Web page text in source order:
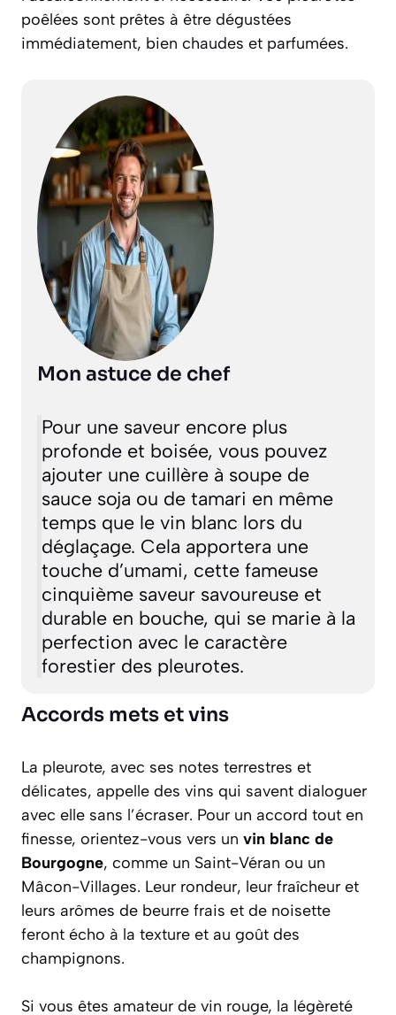
poêlées sont prêtes à être dégustées
immédiatement, bien chaudes et parfumées.
Mon astuce de chef
Pour une saveur encore plus
profonde et boisée, vous pouvez
ajouter une cuillère à soupe de
sauce soja ou de tamari en même
temps que le vin blanc lors du
déglaçage. Cela apportera une
touche d’umami, cette fameuse
cinquième saveur savoureuse et
durable en bouche, qui se marie à la
perfection avec le caractère
forestier des pleurotes.
Accords mets et vins
La pleurote, avec ses notes terrestres et
délicates, appelle des vins qui savent dialoguer
avec elle sans l’écraser. Pour un accord tout en
finesse, orientez-vous vers un vin blanc de
Bourgogne, comme un Saint-Véran ou un
Mâcon-Villages. Leur rondeur, leur fraîcheur et
leurs arômes de beurre frais et de noisette
feront écho à la texture et au goût des
champignons.
Si vous êtes amateur de vin rouge, la légèreté